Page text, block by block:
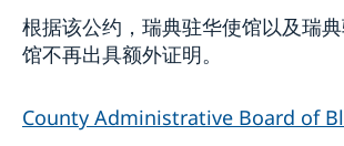
根据该公约，瑞典驻华使馆以及瑞
馆不再出具额外证明。
County Administrative Board of